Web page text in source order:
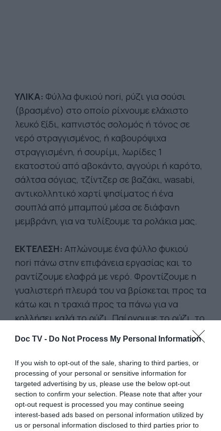
Doc TV - Do Not Process My Personal Information
If you wish to opt-out of the sale, sharing to third parties, or
processing of your personal or sensitive information for
targeted advertising by us, please use the below opt-out
section to confirm your selection. Please note that after your
opt-out request is processed you may continue seeing
interest-based ads based on personal information utilized by
us or personal information disclosed to third parties prior to
ΥΛΙΚΑ: Φύλλα φυκιού nori, ρύζι για σούσι
(βρασμένο) στο οποίο ρίχνουμε ελάχιστο
λευκό ξίδι, καπνιστός σολομός ή τόνος σε
νερό στραγγισμένος, ή καβουρόψιχα
στραγγισμένη, ή σουρίμι, λωρίδες 1
εκατοστού από αβοκάντο, αγγούρι ή καρότο,
σάλτσα σόγιας, τζίντζερ σε βαζάκι, wasabi,
αντικολλητικό χαρτί ψησίματος ή ένα
σουπλά από μπαμπού μέσα σε διάφανη
μεμβράνη, για να τυλίξουμε τα ρολάκια μας.
ΕΚΤΕΛΕΣΗ: Απλώνουμε ένα φύλλο φυκιού
nori πάνω στην επιφάνεια εργασίας και το
ραντίζουμε ελαφρά με νερό. Φροντίζουμε η
γυαλιστερή πλευρά του να βρίσκεται προς τα
κάτω και η τραχιά προς τα πάνω για να
κολλήσει καλά το ρύζι. Παίρνουμε το ρύζι, το
δωματίου, και το απλώνουμε στην επιφάνεια
του φυκιού, αφήνοντας ένα κενό 2 πόντων
στο τέλος του κάθε φύλλου. Φροντίζουμε το
ρύζι να έχει πάχος μισό πόντο. Μόλις
απλώσουμε σωστά το ρύζι, βάζουμε στη
μέση του, σε μια λωρίδα απ’ άκρη σ’ άκρη,
παράλληλα με το κενό που αφήσαμε στο